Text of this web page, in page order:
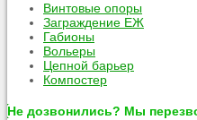
Винтовые опоры
Заграждение ЕЖ
Габионы
Вольеры
Цепной барьер
Компостер
Не дозвонились? Мы